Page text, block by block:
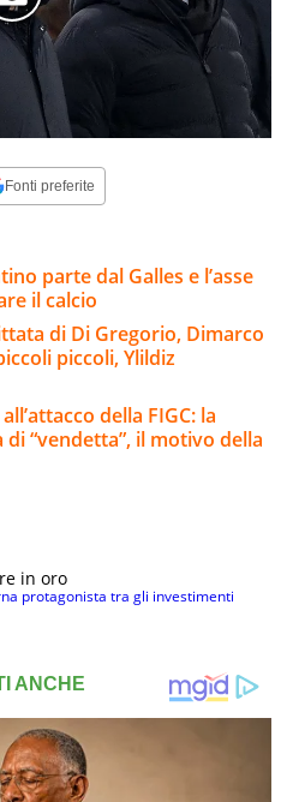
Fonti preferite
parte dal Galles e l’asse
il calcio
di Di Gregorio, Dimarco
piccoli, Ylildiz
della FIGC: la
di “vendetta”, il motivo della
in oro
protagonista tra gli investimenti